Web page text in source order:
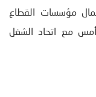
عمال مؤسسات القطاع
مع اتحاد الشغل